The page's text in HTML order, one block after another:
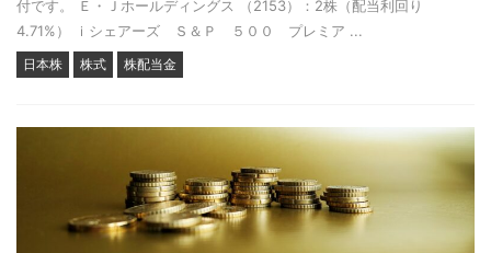
付です。 Ｅ・Ｊホールディングス （2153）：2株（配当利回り
4.71%） ｉシェアーズ Ｓ＆Ｐ ５００ プレミア ...
日本株 株式 株配当金